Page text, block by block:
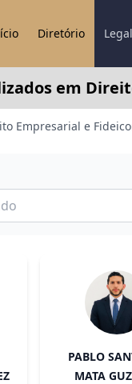
Diretório
em
Empresarial e
PABLO
MATA